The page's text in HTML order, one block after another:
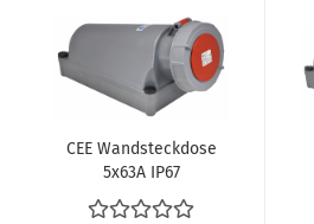
CEE Wand­steck­do­se
5x63A IP67